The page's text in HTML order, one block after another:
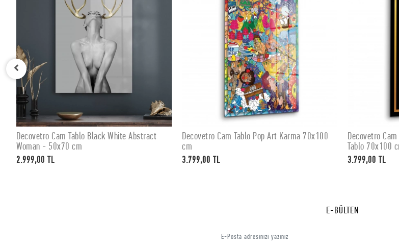
SEPETE EKLE
Decovetro Cam Tablo Black White Abstract
Woman - 50x70 cm
2.999,00 TL
SEPETE EKLE
Decovetro Cam Tablo Pop Art Karma 70x100
cm
3.799,00 TL
Decovetro Cam
Tablo 70x100
3.799,00 TL
E-BÜLTEN